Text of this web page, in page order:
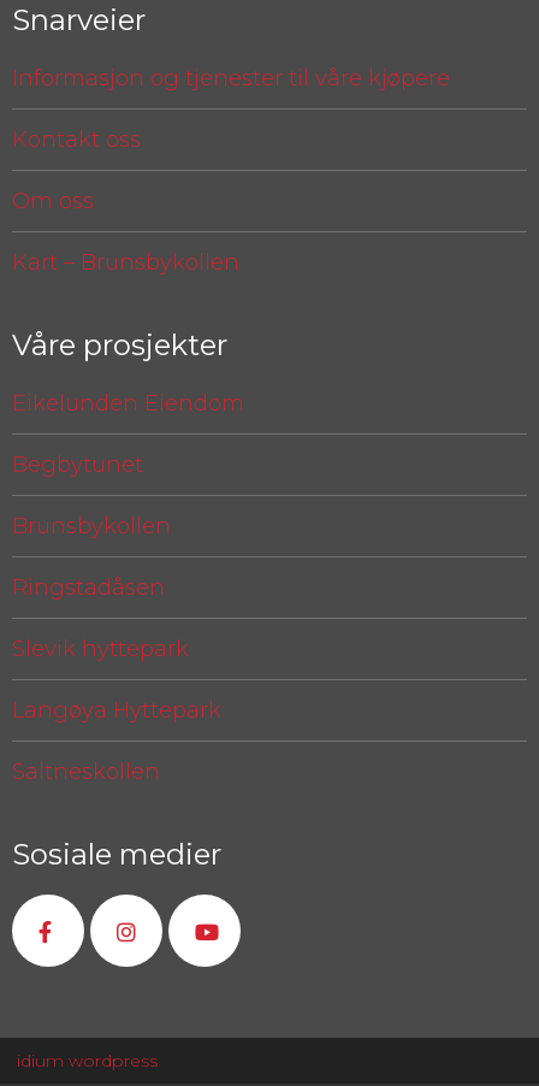
Snarveier
Informasjon og tjenester til våre kjøpere
Kontakt oss
Om oss
Kart – Brunsbykollen
Våre prosjekter
Eikelunden Eiendom
Begbytunet
Brunsbykollen
Ringstadåsen
Slevik hyttepark
Langøya Hyttepark
Saltneskollen
Sosiale medier
idium wordpress